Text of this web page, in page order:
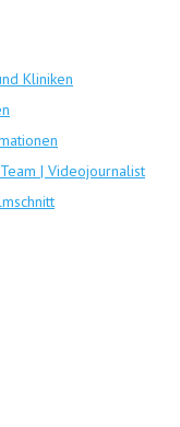
Kliniken
| Videojournalist